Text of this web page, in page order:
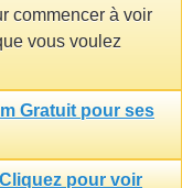
commencer à voir
vous voulez
Gratuit pour ses
pour voir